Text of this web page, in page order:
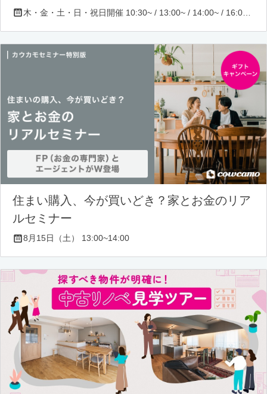
住まい購入、今が買いどき？家とお金のリア
ルセミナー
8月15日（土） 13:00~14:00